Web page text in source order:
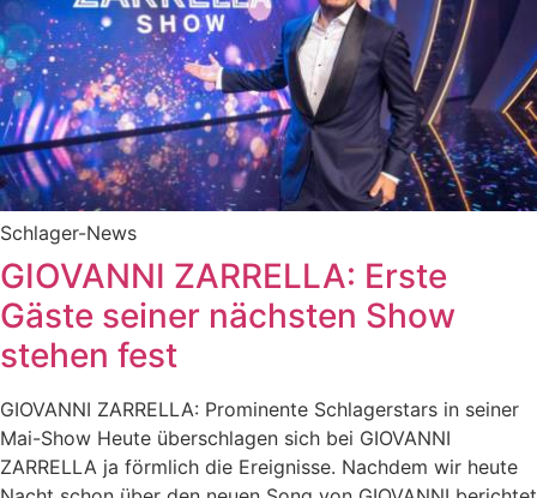
Schlager-News
GIOVANNI ZARRELLA: Erste
Gäste seiner nächsten Show
stehen fest
GIOVANNI ZARRELLA: Prominente Schlagerstars in seiner
Mai-Show Heute überschlagen sich bei GIOVANNI
ZARRELLA ja förmlich die Ereignisse. Nachdem wir heute